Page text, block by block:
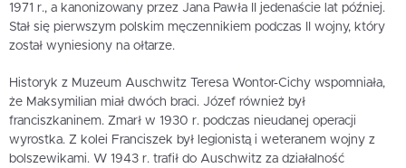
1971 r., a kanonizowany przez Jana Pawła II jedenaście lat później.
Stał się pierwszym polskim męczennikiem podczas II wojny, który
został wyniesiony na ołtarze.
Historyk z Muzeum Auschwitz Teresa Wontor-Cichy wspomniała,
że Maksymilian miał dwóch braci. Józef również był
franciszkaninem. Zmarł w 1930 r. podczas nieudanej operacji
wyrostka. Z kolei Franciszek był legionistą i weteranem wojny z
bolszewikami. W 1943 r. trafił do Auschwitz za działalność